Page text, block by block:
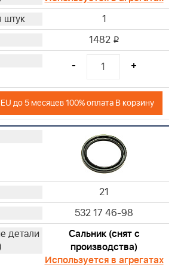
1
1482 i
- +
до 5 месяцев 100% оплата В корзину
21
532 17 46-98
Сальник (снят с
производства)
Используется в агрегатах